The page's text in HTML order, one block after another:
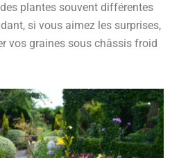
plantes souvent différentes
si vous aimez les surprises,
vos graines sous châssis froid